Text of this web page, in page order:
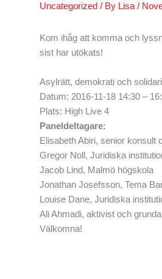
Uncategorized / By Lisa/
Kom ihåg att komma och
sist har utökats!
Asylrätt, demokrati och
Datum: 2016-11-18 14:30 –
Plats: High Live 4
Paneldeltagare:
Elisabeth Abiri, senior konsult
Gregor Noll, Juridiska
Jacob Lind, Malmö högskola
Jonathan Josefsson, Tema
Louise Dane, Juridiska
Ali Ahmadi, aktivist och
Välkomna!